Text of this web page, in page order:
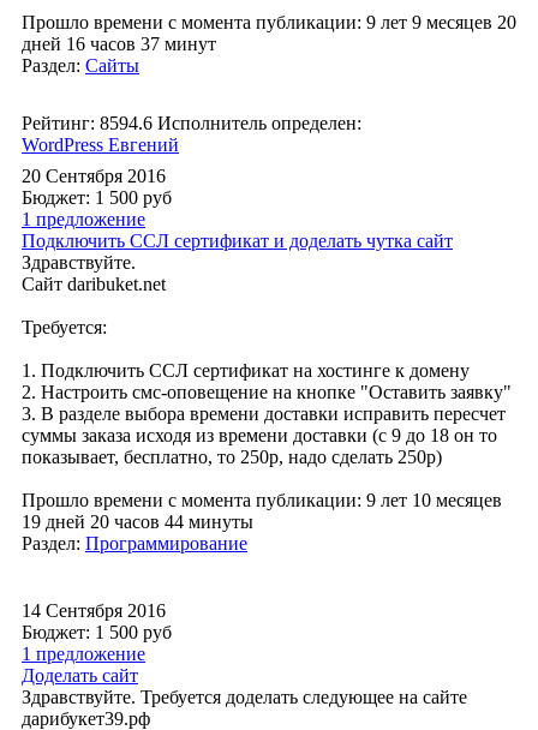
Прошло времени с момента публикации: 9 лет 9 месяцев 20
дней 16 часов 37 минут
Раздел: Сайты
Рейтинг: 8594.6 Исполнитель определен:
WordPress Евгений
20 Сентября 2016
Бюджет: 1 500 руб
1 предложение
Подключить ССЛ сертификат и доделать чутка сайт
Здравствуйте.
Сайт daribuket.net
Требуется:
1. Подключить ССЛ сертификат на хостинге к домену
2. Настроить смс-оповещение на кнопке "Оставить заявку"
3. В разделе выбора времени доставки исправить пересчет
суммы заказа исходя из времени доставки (с 9 до 18 он то
показывает, бесплатно, то 250р, надо сделать 250р)
Прошло времени с момента публикации: 9 лет 10 месяцев
19 дней 20 часов 44 минуты
Раздел: Программирование
14 Сентября 2016
Бюджет: 1 500 руб
1 предложение
Доделать сайт
Здравствуйте. Требуется доделать следующее на сайте
дарибукет39.рф